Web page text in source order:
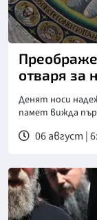
отваря за
Денят носи
памет вижда
06 август |